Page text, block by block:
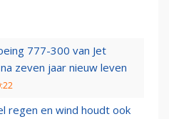
777-300 van Jet
zeven jaar nieuw leven
regen en wind houdt ook